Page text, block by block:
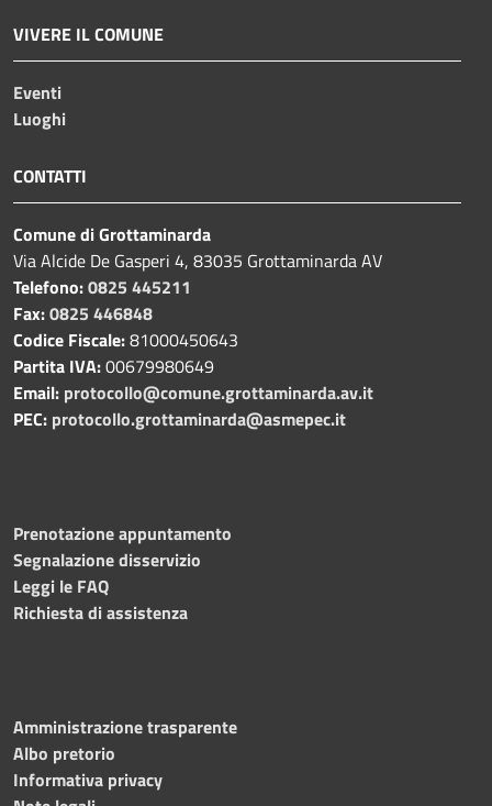
VIVERE IL COMUNE
Eventi
Luoghi
CONTATTI
Comune di Grottaminarda
Via Alcide De Gasperi 4, 83035 Grottaminarda AV
Telefono:0825 445211
Fax:0825 446848
Codice Fiscale:81000450643
Partita IVA:00679980649
Email: protocollo@comune.grottaminarda.av.it
PEC: protocollo.grottaminarda@asmepec.it
Prenotazione appuntamento
Segnalazione disservizio
Leggi le FAQ
Richiesta di assistenza
Amministrazione trasparente
Albo pretorio
Informativa privacy